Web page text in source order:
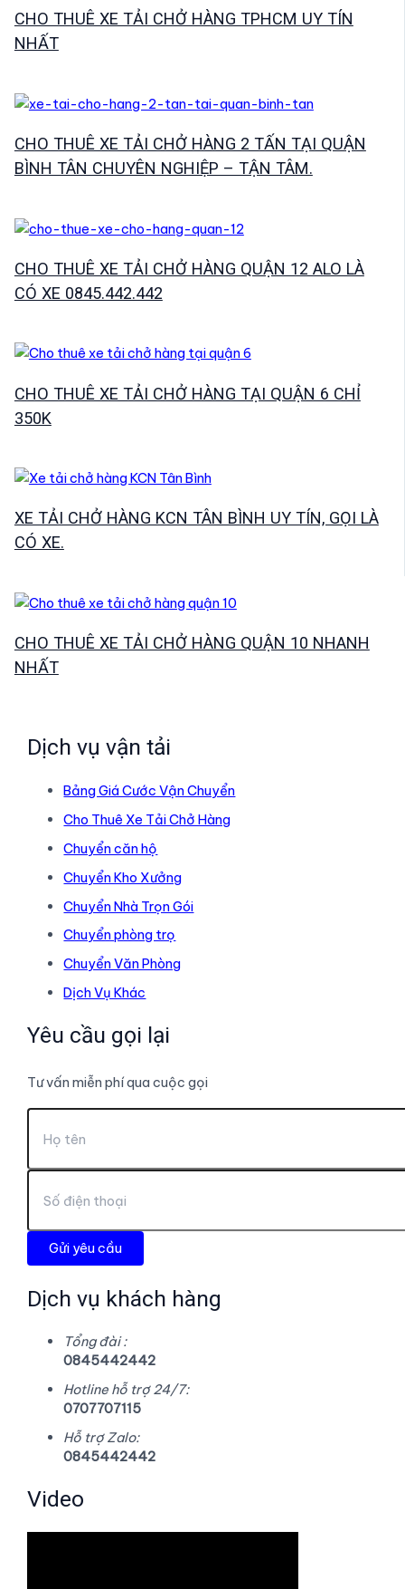
CHO THUÊ XE TẢI CHỞ HÀNG TPHCM UY TÍN
NHẤT
CHO THUÊ XE TẢI CHỞ HÀNG 2 TẤN TẠI QUẬN
BÌNH TÂN CHUYÊN NGHIỆP – TẬN TÂM.
CHO THUÊ XE TẢI CHỞ HÀNG QUẬN 12 ALO LÀ
CÓ XE 0845.442.442
CHO THUÊ XE TẢI CHỞ HÀNG TẠI QUẬN 6 CHỈ
350K
XE TẢI CHỞ HÀNG KCN TÂN BÌNH UY TÍN, GỌI LÀ
CÓ XE.
CHO THUÊ XE TẢI CHỞ HÀNG QUẬN 10 NHANH
NHẤT
Dịch vụ vận tải
Bảng Giá Cước Vận Chuyển
Cho Thuê Xe Tải Chở Hàng
Chuyển căn hộ
Chuyển Kho Xưởng
Chuyển Nhà Trọn Gói
Chuyển phòng trọ
Chuyển Văn Phòng
Dịch Vụ Khác
Yêu cầu gọi lại
Tư vấn miễn phí qua cuộc gọi
Dịch vụ khách hàng
Tổng đài :
0845442442
Hotline hỗ trợ 24/7:
0707707115
Hỗ trợ Zalo:
0845442442
Video